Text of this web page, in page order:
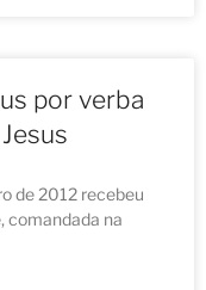
por verba
de 2012 recebeu
comandada na